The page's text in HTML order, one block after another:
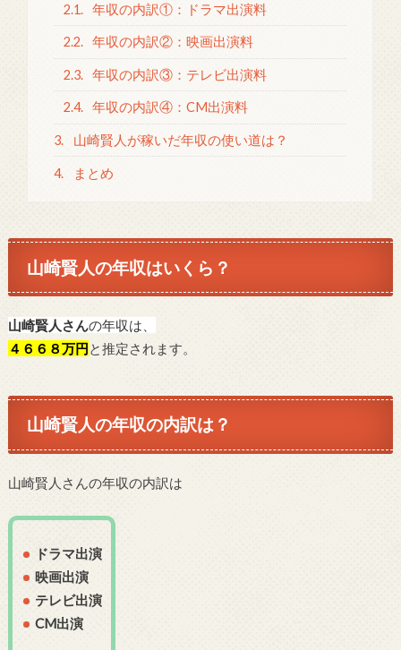
2.1. 年収の内訳①：ドラマ出演料
2.2. 年収の内訳②：映画出演料
2.3. 年収の内訳③：テレビ出演料
2.4. 年収の内訳④：CM出演料
3. 山崎賢人が稼いだ年収の使い道は？
4. まとめ
山崎賢人の年収はいくら？
山崎賢人さんの年収は、
４６６８万円と推定されます。
山崎賢人の年収の内訳は？
山崎賢人さんの年収の内訳は
ドラマ出演
映画出演
テレビ出演
CM出演